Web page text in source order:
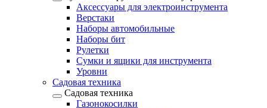
Аксессуары для электроинструмента
Верстаки
Наборы автомобильные
Наборы бит
Рулетки
Сумки и ящики для инструмента
Уровни
Садовая техника
Садовая техника
Газонокосилки